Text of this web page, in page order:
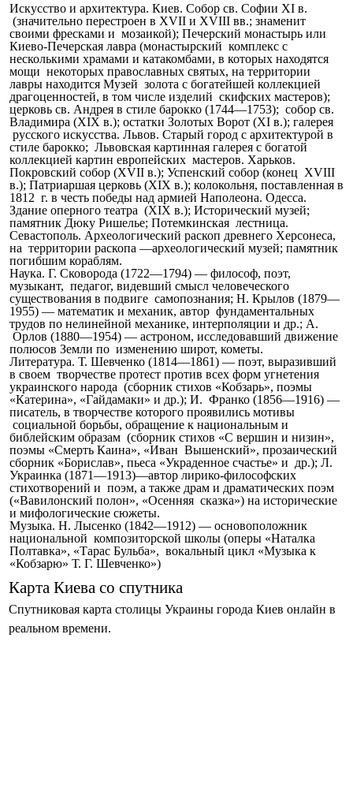
Искусство и архитектура. Киев. Собор св. Софии XI в.
(значительно перестроен в XVII и XVIII вв.; знаменит
своими фресками и мозаикой); Печерский монастырь или
Киево-Печерская лавра (монастырский комплекс с
несколькими храмами и катакомбами, в которых находятся
мощи некоторых православных святых, на территории
лавры находится Музей золота с богатейшей коллекцией
драгоценностей, в том числе изделий скифских мастеров);
церковь св. Андрея в стиле барокко (1744—1753); собор св.
Владимира (XIX в.); остатки Золотых Ворот (XI в.); галерея
русского искусства. Львов. Старый город с архитектурой в
стиле барокко; Львовская картинная галерея с богатой
коллекцией картин европейских мастеров. Харьков.
Покровский собор (XVII в.); Успенский собор (конец XVIII
в.); Патриаршая церковь (XIX в.); колокольня, поставленная в
1812 г. в честь победы над армией Наполеона. Одесса.
Здание оперного театра (XIX в.); Исторический музей;
памятник Дюку Ришелье; Потемкинская лестница.
Севастополь. Археологический раскоп древнего Херсонеса,
на территории раскопа —археологический музей; памятник
погибшим кораблям.
Наука. Г. Сковорода (1722—1794) — философ, поэт,
музыкант, педагог, видевший смысл человеческого
существования в подвиге самопознания; Н. Крылов (1879—
1955) — математик и механик, автор фундаментальных
трудов по нелинейной механике, интерполяции и др.; А.
Орлов (1880—1954) — астроном, исследовавший движение
полюсов Земли по изменению широт, кометы.
Литература. Т. Шевченко (1814—1861) — поэт, выразивший
в своем творчестве протест против всех форм угнетения
украинского народа (сборник стихов «Кобзарь», поэмы
«Катерина», «Гайдамаки» и др.); И. Франко (1856—1916) —
писатель, в творчестве которого проявились мотивы
социальной борьбы, обращение к национальным и
библейским образам (сборник стихов «С вершин и низин»,
поэмы «Смерть Каина», «Иван Вышенский», прозаический
сборник «Борислав», пьеса «Украденное счастье» и др.); Л.
Украинка (1871—1913)—автор лирико-философских
стихотворений и поэм, а также драм и драматических поэм
(«Вавилонский полон», «Осенняя сказка») на исторические
и мифологические сюжеты.
Музыка. Н. Лысенко (1842—1912) — основоположник
национальной композиторской школы (оперы «Наталка
Полтавка», «Тарас Бульба», вокальный цикл «Музыка к
«Кобзарю» Т. Г. Шевченко»)
Карта Киева со спутника
Спутниковая карта столицы Украины города Киев онлайн в
реальном времени.